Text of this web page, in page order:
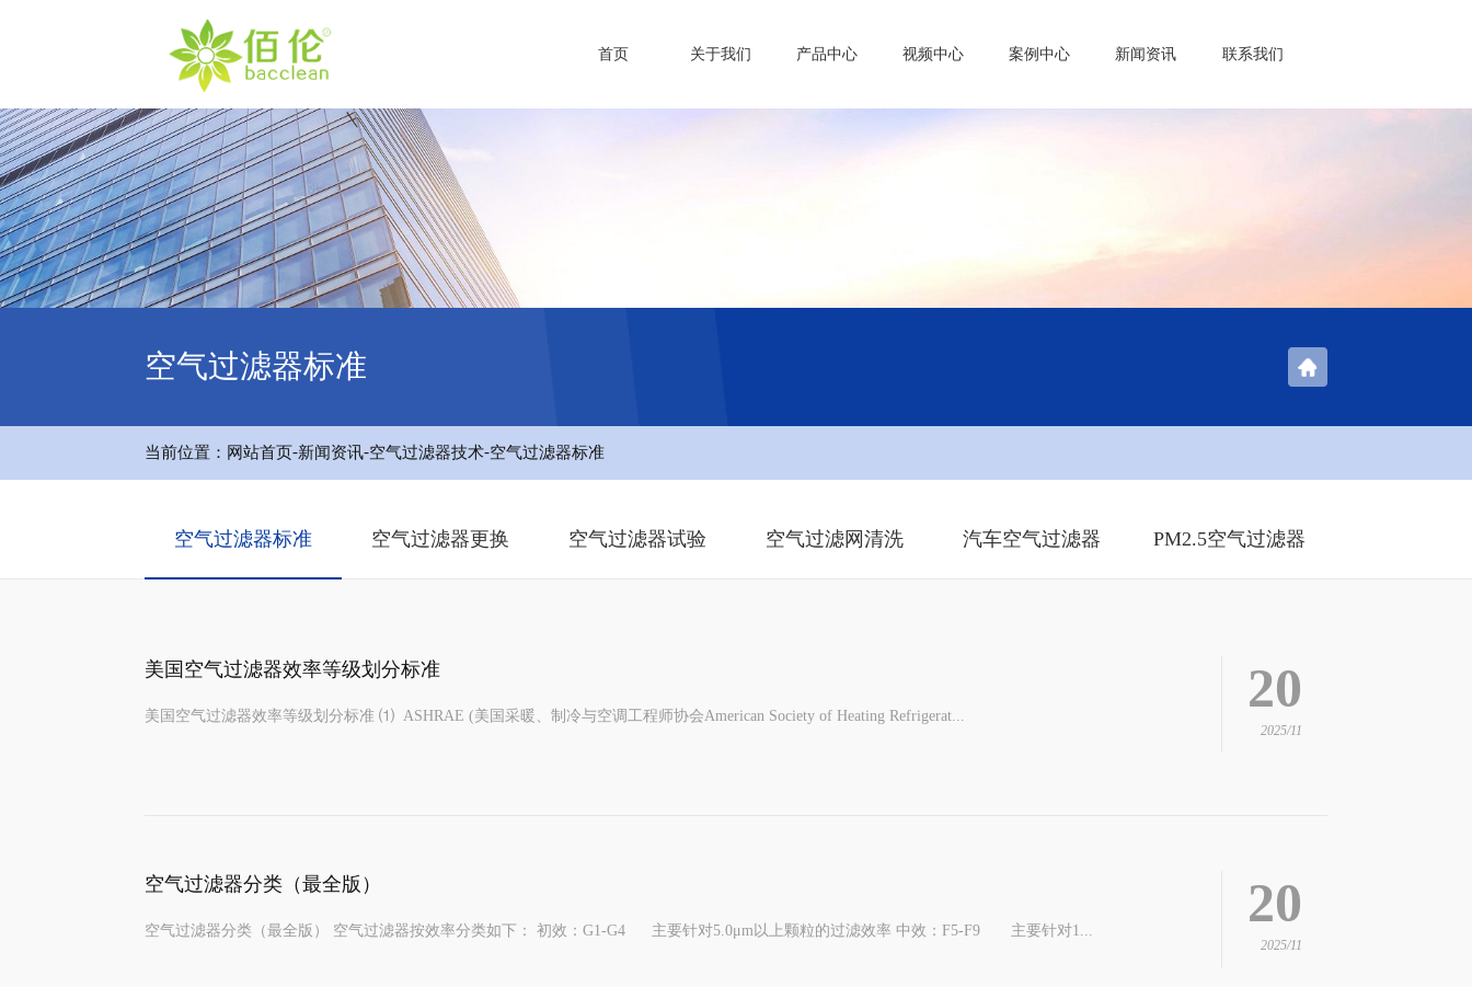
首页 关于我们 产品中心 视频中心 案例中心 新闻资讯 联系我们
空气过滤器标准
当前位置： 网站首页-新闻资讯-空气过滤器技术-空气过滤器标准
空气过滤器标准 空气过滤器更换 空气过滤器试验 空气过滤网清洗 汽车空气过滤器 PM2.5空气过滤器
美国空气过滤器效率等级划分标准
美国空气过滤器效率等级划分标准 ⑴ ASHRAE (美国采暖、制冷与空调工程师协会American Society of Heating Refrigerat... 20
2025/11
空气过滤器分类（最全版）
空气过滤器分类（最全版） 空气过滤器按效率分类如下： 初效：G1-G4 主要针对5.0μm以上颗粒的过滤效率 中效：F5-F9 主要针对1... 20
2025/11